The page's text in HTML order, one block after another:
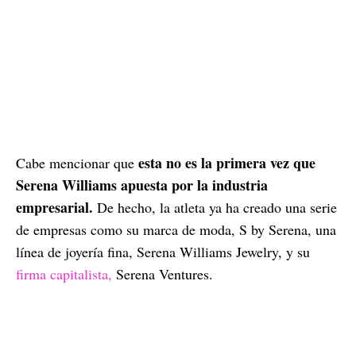
Cabe mencionar que esta no es la primera vez que
Serena Williams apuesta por la industria
empresarial. De hecho, la atleta ya ha creado una serie
de empresas como su marca de moda, S by Serena, una
línea de joyería fina, Serena Williams Jewelry, y su
firma capitalista, Serena Ventures.